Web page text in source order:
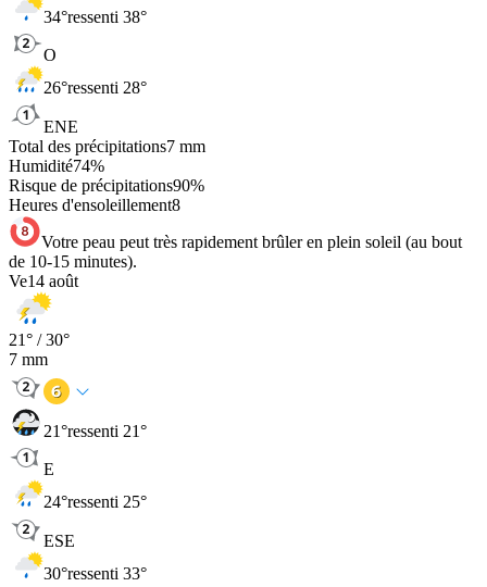
34°ressenti 38°
O
26°ressenti 28°
ENE
Total des précipitations7 mm
Humidité74%
Risque de précipitations90%
Heures d'ensoleillement8
Votre peau peut très rapidement brûler en plein soleil (au bout
de 10-15 minutes).
Ve14 août
21° /30°
7 mm
21°ressenti 21°
E
24°ressenti 25°
ESE
30°ressenti 33°